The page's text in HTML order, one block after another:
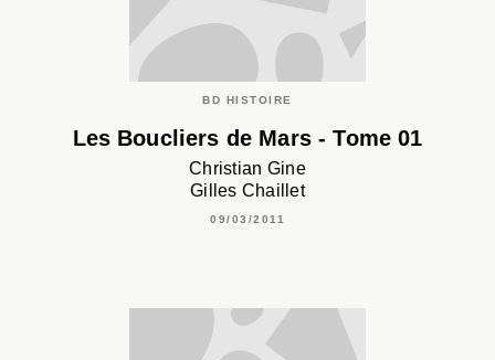
BD HISTOIRE
Les Boucliers de Mars - Tome 01
Christian Gine
Gilles Chaillet
09/03/2011